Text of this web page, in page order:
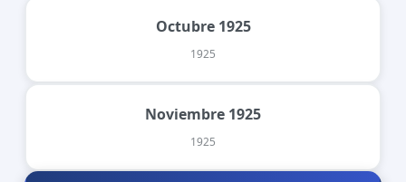
Octubre 1925
1925
Noviembre 1925
1925